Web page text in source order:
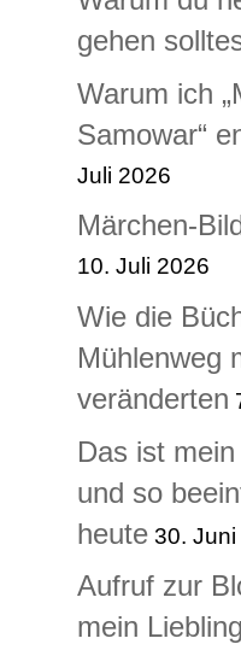
gehen
Warum ich
Samowar“
Juli 2026
Märchen-
10. Juli 2026
Wie die
Mühlenweg
veränderten
Das ist
und so
heute 30.
Aufruf zur
mein